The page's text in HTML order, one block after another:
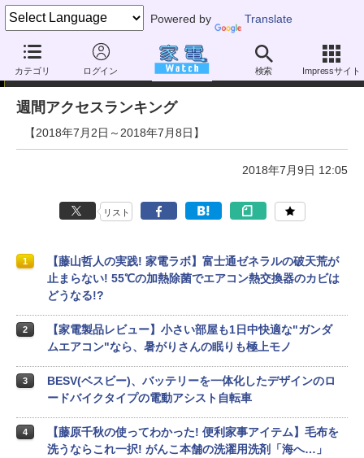
Powered by Translate
カテゴリ ログイン 検索 Impressサイト
アクセスランキング
週間アクセスランキング
【2018年7月2日～2018年7月8日】
2018年7月9日 12:05
リスト
1
【藤山哲人の実践! 家電ラボ】富士通ゼネラルの破天荒が
止まらない! 55℃の加熱除菌でエアコン熱交換器のカビは
どうなる!?
2
【家電製品レビュー】小さい部屋も1日中快適な"ガンダ
ムエアコン"なら、暑がりさんの眠りも極上モノ
3
BESV(ベスビー)、バッテリーを一体化したデザインのロ
ードバイクタイプの電動アシスト自転車
4
【藤原千秋の使ってわかった! 便利家事アイテム】毛布を
洗うならこれ一択! がんこ本舗の洗濯用洗剤「海へ…」